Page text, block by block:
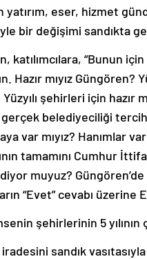
yatırım, eser, hizmet
bir değişimi sandıkta
katılımcılara, “Bunun
Hazır mıyız
şehirleri için hazır
gerçek belediyeciliği
var mıyız? Hanımlar
tamamını Cumhur
muyuz?
“Evet” cevabı
şehirlerinin 5
sandık